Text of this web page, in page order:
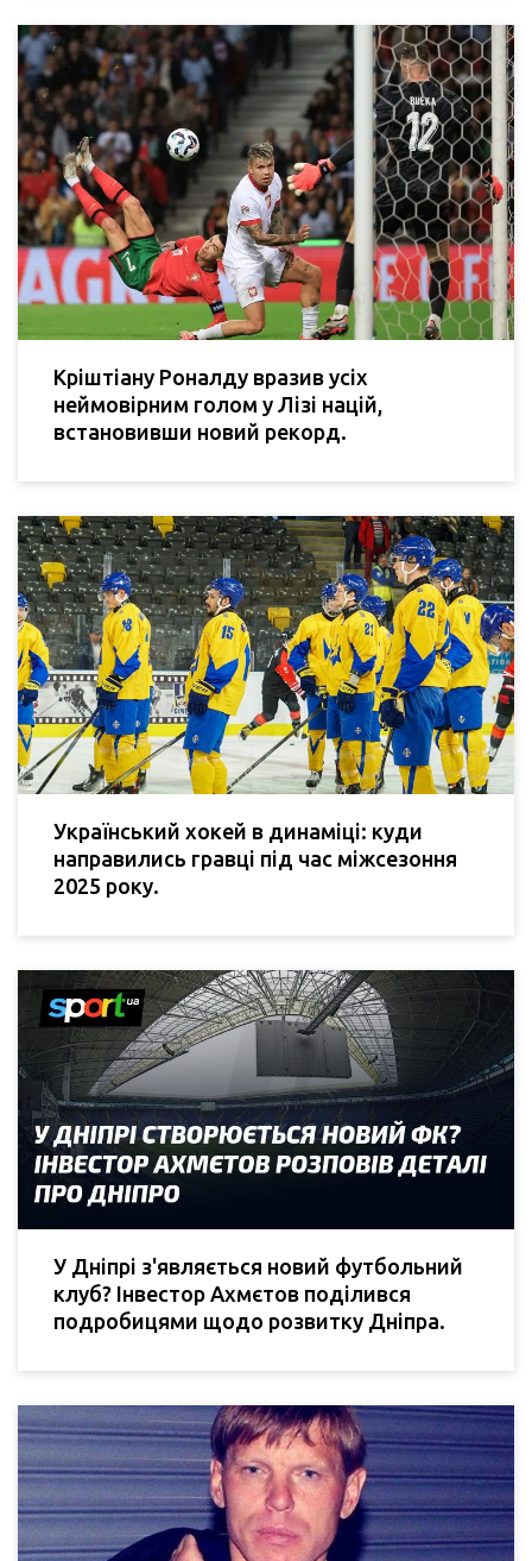
Кріштіану Роналду вразив усіх
неймовірним голом у Лізі націй,
встановивши новий рекорд.
Український хокей в динаміці: куди
направились гравці під час міжсезоння
2025 року.
У Дніпрі з'являється новий футбольний
клуб? Інвестор Ахмєтов поділився
подробицями щодо розвитку Дніпра.